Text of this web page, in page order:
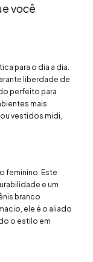
você
para o dia a dia.
liberdade de
perfeito para
mais
vestidos midi,
feminino. Este
e um
branco
ele é o aliado
o estilo em